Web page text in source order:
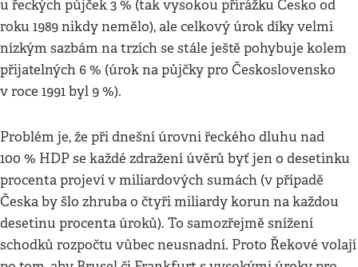
u řeckých půjček 3 % (tak vysokou přirážku Česko od
roku 1989 nikdy nemělo), ale celkový úrok díky velmi
nízkým sazbám na trzích se stále ještě pohybuje kolem
přijatelných 6 % (úrok na půjčky pro Československo
v roce 1991 byl 9 %).
Problém je, že při dnešní úrovni řeckého dluhu nad
100 % HDP se každé zdražení úvěrů byť jen o desetinku
procenta projeví v miliardových sumách (v případě
Česka by šlo zhruba o čtyři miliardy korun na každou
desetinu procenta úroků). To samozřejmě snížení
schodků rozpočtu vůbec neusnadní. Proto Řekové volají